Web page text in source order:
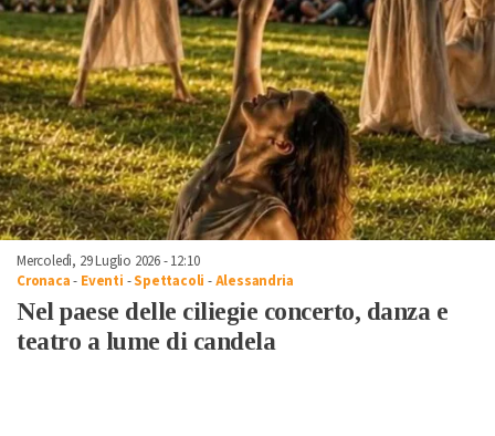
Mercoledì, 29 Luglio 2026 - 12:10
Cronaca- Eventi -Spettacoli -Alessandria
Nel paese delle ciliegie concerto, danza e
teatro a lume di candela